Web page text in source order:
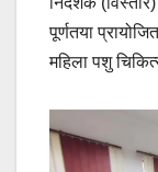
पूर्णतया
महिला पशु